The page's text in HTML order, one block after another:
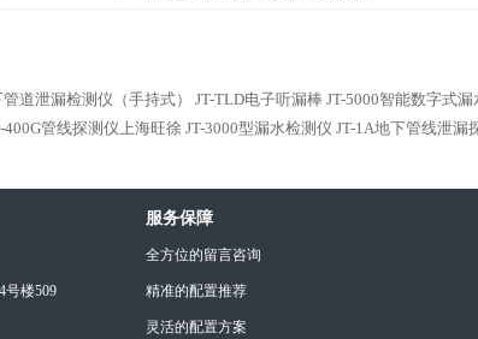
道泄漏检测仪（手持式） JT-TLD电子听漏棒 JT-5000智能数字式漏
400G管线探测仪上海旺徐 JT-3000型漏水检测仪 JT-1A地下管线泄漏
号楼509
服务保障
全方位的留言咨询
精准的配置推荐
灵活的配置方案